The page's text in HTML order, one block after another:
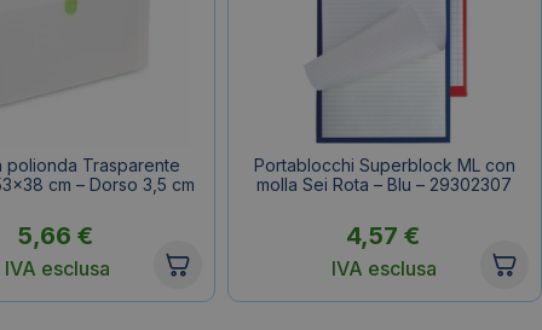
polionda Trasparente
cm – Dorso 3,5 cm
5,66 €
IVA esclusa
Portablocchi Superblock ML con
molla Sei Rota – Blu – 29302307
4,57 €
IVA esclusa